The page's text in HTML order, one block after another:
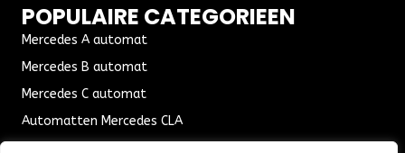
POPULAIRE CATEGORIEEN
Mercedes A automat
Mercedes B automat
Mercedes C automat
Automatten Mercedes CLA